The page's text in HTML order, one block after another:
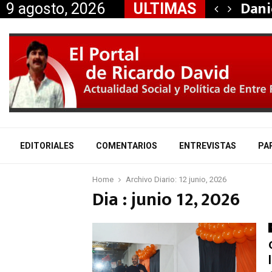
9 agosto, 2026 ULTIMAS
a Mauricio «Palito»…
EDITORIALES COMENTARIOS ENTREVISTAS
Home Archivo Diario: 12 junio, 2026
Dia : junio 12, 2026